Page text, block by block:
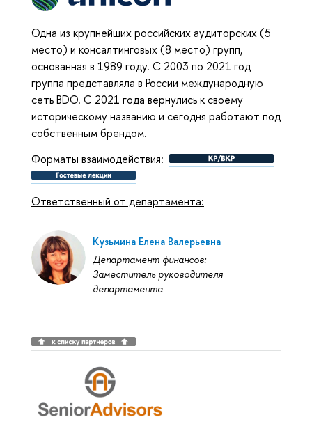
Одна из крупнейших российских аудиторских (5
место) и консалтинговых (8 место) групп,
основанная в 1989 году. С 2003 по 2021 год
группа представляла в России международную
сеть BDO. С 2021 года вернулись к своему
историческому названию и сегодня работают под
собственным брендом.
Форматы взаимодействия:
Ответственный от департамента:
Кузьмина Елена Валерьевна
Департамент финансов:
Заместитель руководителя
департамента